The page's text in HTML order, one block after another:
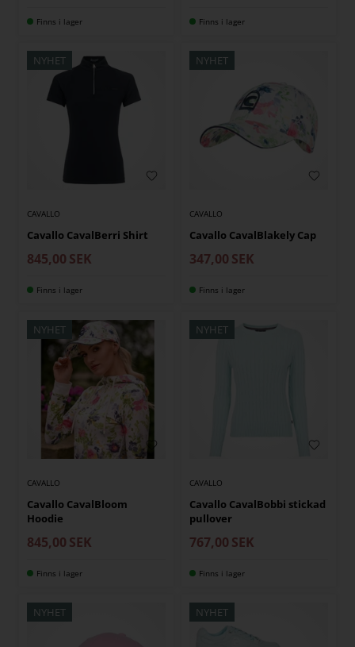
Finns i lager Finns i lager
NYHET
CAVALLO
Cavallo CavalBerri Shirt
845,00 SEK
Finns i lager
NYHET
CAVALLO
Cavallo CavalBlakely Cap
347,00 SEK
Finns i lager
NYHET
CAVALLO
Cavallo CavalBloom
Hoodie
845,00 SEK
Finns i lager
NYHET
CAVALLO
Cavallo CavalBobbi stickad
pullover
767,00 SEK
Finns i lager
NYHET NYHET